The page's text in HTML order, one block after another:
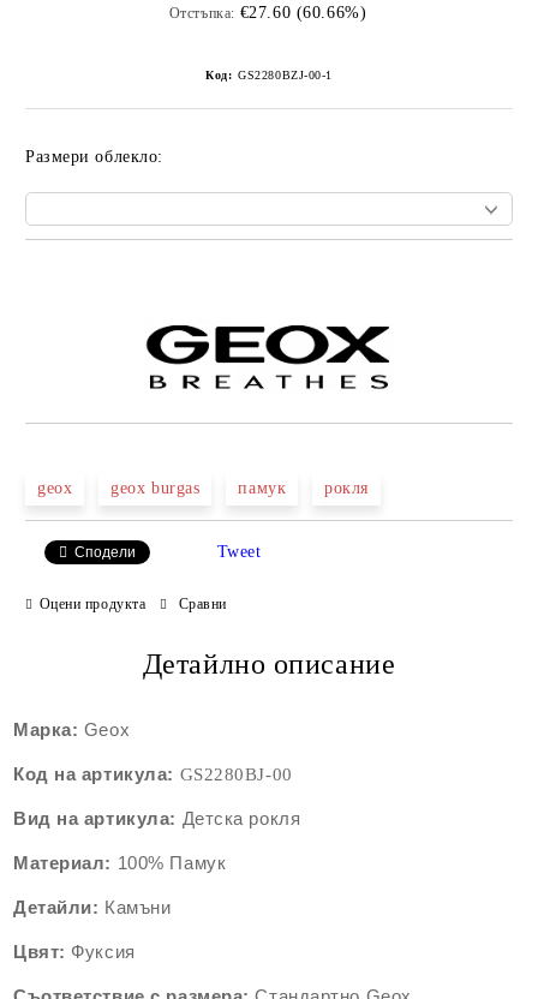
Отстъпка: €27.60 (60.66%)
Код: GS2280BZJ-00-1
Размери облекло:
geox geox burgas памук рокля
Сподели Tweet
Оцени продукта Сравни
Детайлно описание
Марка: Geox
Код на артикула: GS2280BJ-00
Вид на артикула: Детскa рокля
Материал: 100% Памук
Детайли: Камъни
Цвят: Фуксия